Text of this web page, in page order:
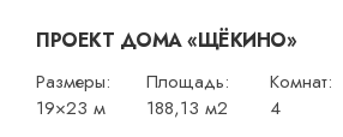
ПРОЕКТ ДОМА «ЩЁКИНО»
Размеры:
19×23 м
Площадь:
188,13 м2
Комнат:
4